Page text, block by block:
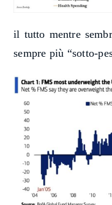
il tutto mentre
sempre più “sotto-